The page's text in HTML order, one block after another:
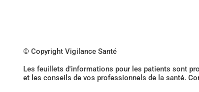
© Copyright Vigilance Santé
Les feuillets d'informations pour les patients sont
et les conseils de vos professionnels de la santé.